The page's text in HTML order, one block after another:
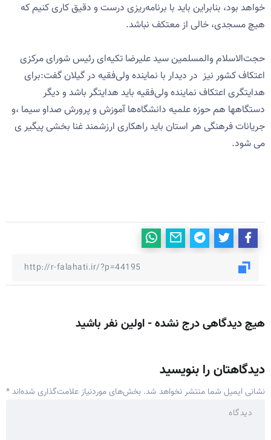
خواهد بود، بنابراین باید با برنامه‌ریزی درست و دقیق کاری کنیم که
هیچ مسجدی، خالی از معتکف نباشد.
حجت‌الاسلام والمسلمین سید علیرضا تکیه‌ای رئیس شورای مرکزی
اعتکاف کشور نیز در دیدار با نماینده ولی‌فقیه در گیلان گفت:برای
هدایتگری اعتکاف نماینده ولی‌فقیه باید هدایتگر باشد و دیگر
دستگاهها هم حوزه علمیه دانشگاه‌ها آموزش و پرورش صداو سیما ،و
جریانات فرهنگی هر استان باید راهکاری ارزشمند غنا بخشی پیگیر ی
می شود.
هیچ دیدگاهی درج نشده - اولین نفر باشید
دیدگاهتان را بنویسید
نشانی ایمیل شما منتشر نخواهد شد. بخش‌های موردنیاز علامت‌گذاری شده‌اند*